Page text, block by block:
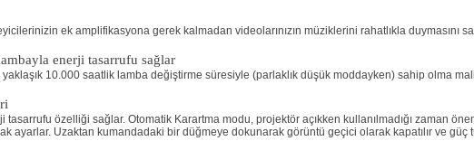
ek amplifikasyona gerek kalmadan videolarınızın müziklerini rahatlıkla duymasını
enerji tasarrufu sağlar
10.000 saatlik lamba değiştirme süresiyle (parlaklık düşük moddayken) sahip olma
özelliği sağlar. Otomatik Karartma modu, projektör açıkken kullanılmadığı zaman
ayarlar. Uzaktan kumandadaki bir düğmeye dokunarak görüntü geçici olarak kapatılır ve güç